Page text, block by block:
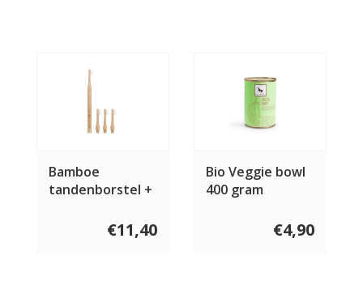
Bamboe
tandenborstel +
€11,40
Bio Veggie bowl
400 gram
€4,90